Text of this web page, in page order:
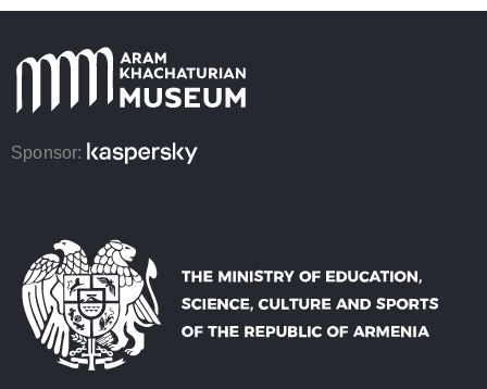
Sponsor: